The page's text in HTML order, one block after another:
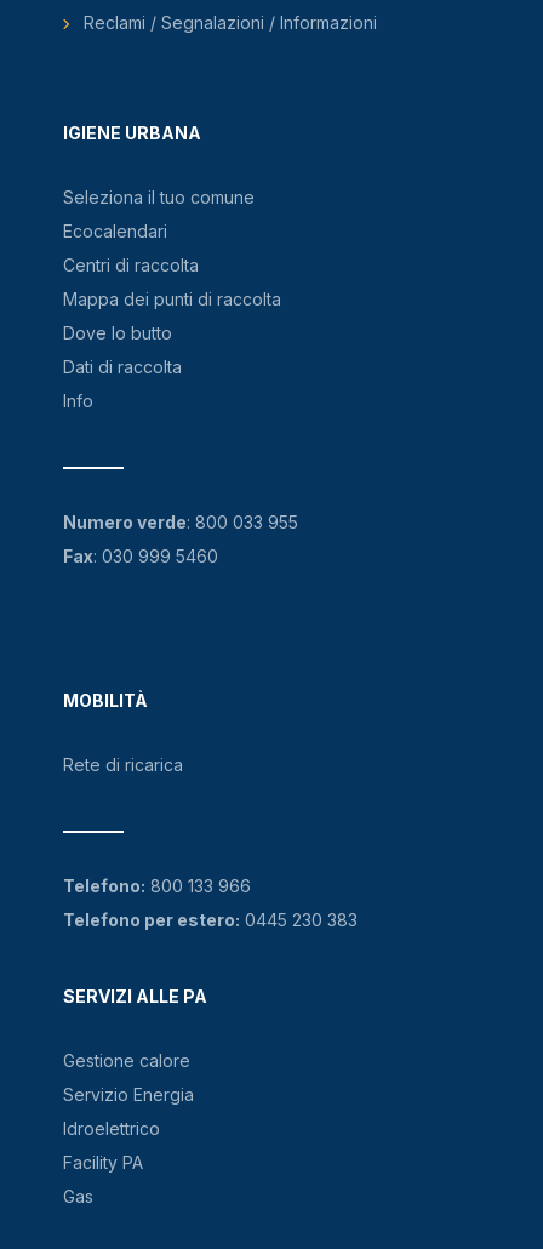
IGIENE URBANA
Seleziona il tuo comune
Ecocalendari
Centri di raccolta
Mappa dei punti di raccolta
Dove lo butto
Dati di raccolta
Info
MOBILITÀ
Rete di ricarica
SERVIZI ALLE PA
Gestione calore
Servizio Energia
Idroelettrico
Facility PA
Gas
Reclami / Segnalazioni / Informazioni
Numero verde: 800 033 955
Fax: 030 999 5460
Telefono: 800 133 966
Telefono per estero: 0445 230 383